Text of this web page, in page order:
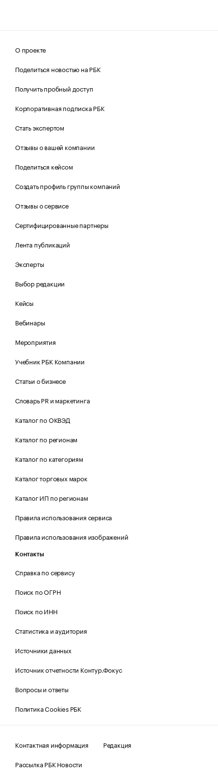
О проекте
Поделиться новостью на РБК
Получить пробный доступ
Корпоративная подписка РБК
Стать экспертом
Отзывы о вашей компании
Поделиться кейсом
Создать профиль группы компаний
Отзывы о сервисе
Сертифицированные партнеры
Лента публикаций
Эксперты
Выбор редакции
Кейсы
Вебинары
Мероприятия
Учебник РБК Компании
Статьи о бизнесе
Словарь PR и маркетинга
Каталог по ОКВЭД
Каталог по регионам
Каталог по категориям
Каталог торговых марок
Каталог ИП по регионам
Правила использования сервиса
Правила использования изображений
Контакты
Справка по сервису
Поиск по ОГРН
Поиск по ИНН
Статистика и аудитория
Источники данных
Источник отчетности Контур.Фокус
Вопросы и ответы
Политика Cookies РБК
Контактная информация
Редакция
Рассылка РБК Новости